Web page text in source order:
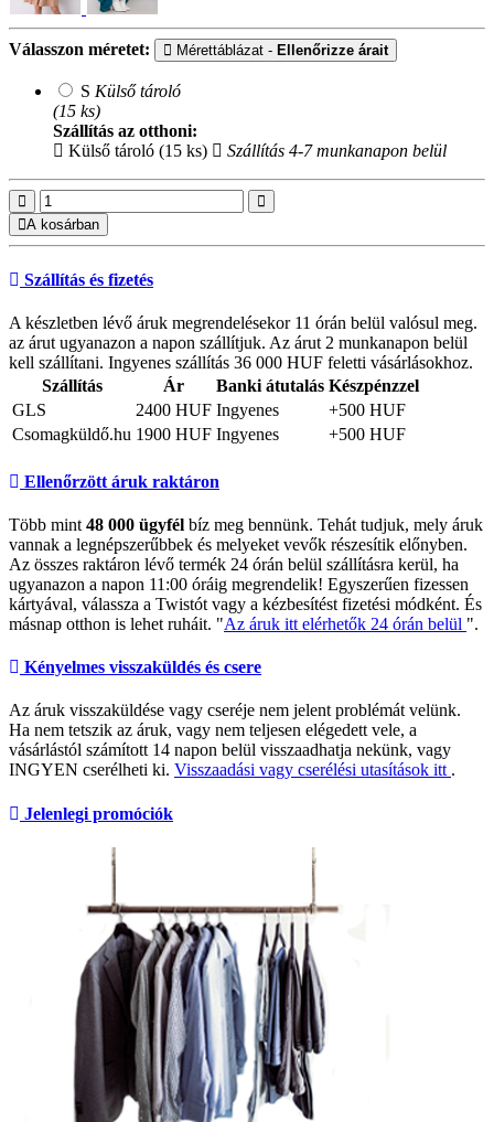
Válasszon méretet: Mérettáblázat - Ellenőrizze árait
S Külső tároló
(15 ks)
Szállítás az otthoni:
Külső tároló (15 ks)
Szállítás 4-7 munkanapon belül
A kosárban
Szállítás és fizetés
A készletben lévő áruk megrendelésekor 11 órán belül valósul meg.
az árut ugyanazon a napon szállítjuk. Az árut 2 munkanapon belül
kell szállítani. Ingyenes szállítás 36 000 HUF feletti vásárlásokhoz.
Szállítás
Ár Banki átutalás Készpénzzel
GLS
2400 HUF Ingyenes
+500 HUF
Csomagküldő.hu 1900 HUF Ingyenes +500 HUF
Ellenőrzött áruk raktáron
Több mint 48 000 ügyfél bíz meg bennünk. Tehát tudjuk, mely áruk
vannak a legnépszerűbbek és melyeket vevők részesítik előnyben.
Az összes raktáron lévő termék 24 órán belül szállításra kerül, ha
ugyanazon a napon 11:00 óráig megrendelik! Egyszerűen fizessen
kártyával, válassza a Twistót vagy a kézbesítést fizetési módként. És
másnap otthon is lehet ruháit. "Az áruk itt elérhetők 24 órán belül ".
Kényelmes visszaküldés és csere
Az áruk visszaküldése vagy cseréje nem jelent problémát velünk.
Ha nem tetszik az áruk, vagy nem teljesen elégedett vele, a
vásárlástól számított 14 napon belül visszaadhatja nekünk, vagy
INGYEN cserélheti ki. Visszaadási vagy cserélési utasítások itt .
Jelenlegi promóciók